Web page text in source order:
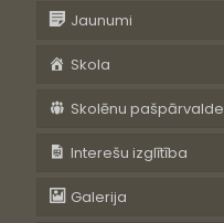
Jaunumi
Skola
Skolēnu pašpārvalde
Interešu izglītība
Galerija